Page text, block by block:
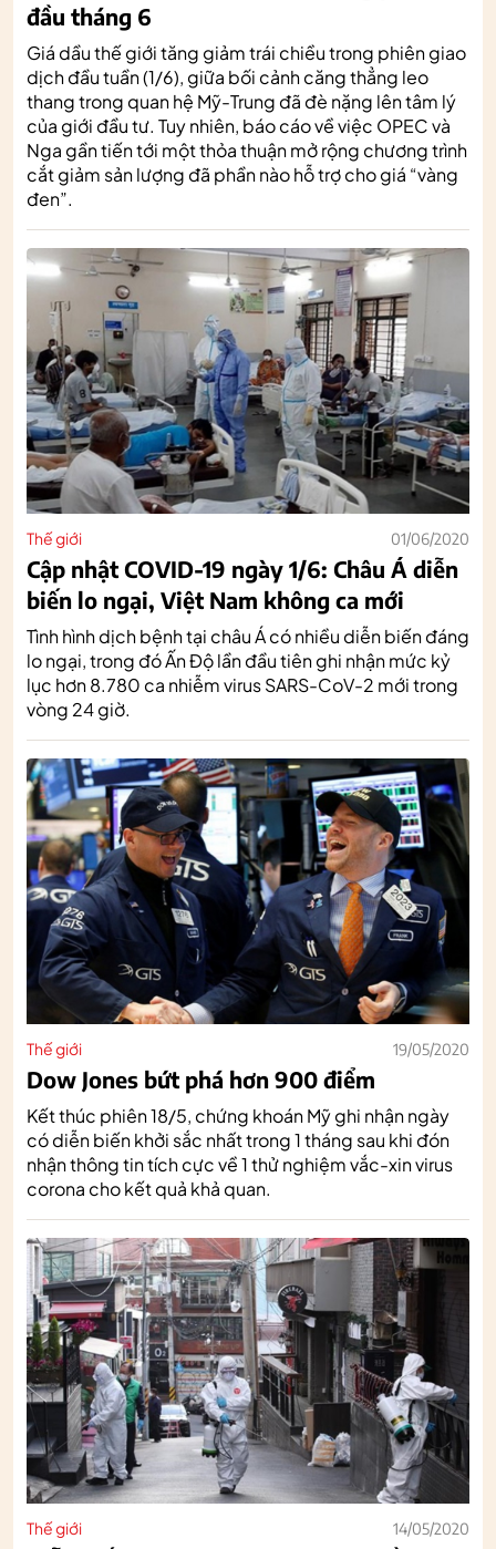
đầu tháng 6
Giá dầu thế giới tăng giảm trái chiều trong phiên giao
dịch đầu tuần (1/6), giữa bối cảnh căng thẳng leo
thang trong quan hệ Mỹ-Trung đã đè nặng lên tâm lý
của giới đầu tư. Tuy nhiên, báo cáo về việc OPEC và
Nga gần tiến tới một thỏa thuận mở rộng chương trình
cắt giảm sản lượng đã phần nào hỗ trợ cho giá “vàng
đen”.
Thế giới 01/06/2020
Cập nhật COVID-19 ngày 1/6: Châu Á diễn
biến lo ngại, Việt Nam không ca mới
Tình hình dịch bệnh tại châu Á có nhiều diễn biến đáng
lo ngại, trong đó Ấn Độ lần đầu tiên ghi nhận mức kỷ
lục hơn 8.780 ca nhiễm virus SARS-CoV-2 mới trong
vòng 24 giờ.
Thế giới 19/05/2020
Dow Jones bứt phá hơn 900 điểm
Kết thúc phiên 18/5, chứng khoán Mỹ ghi nhận ngày
có diễn biến khởi sắc nhất trong 1 tháng sau khi đón
nhận thông tin tích cực về 1 thử nghiệm vắc-xin virus
corona cho kết quả khả quan.
Thế giới 14/05/2020